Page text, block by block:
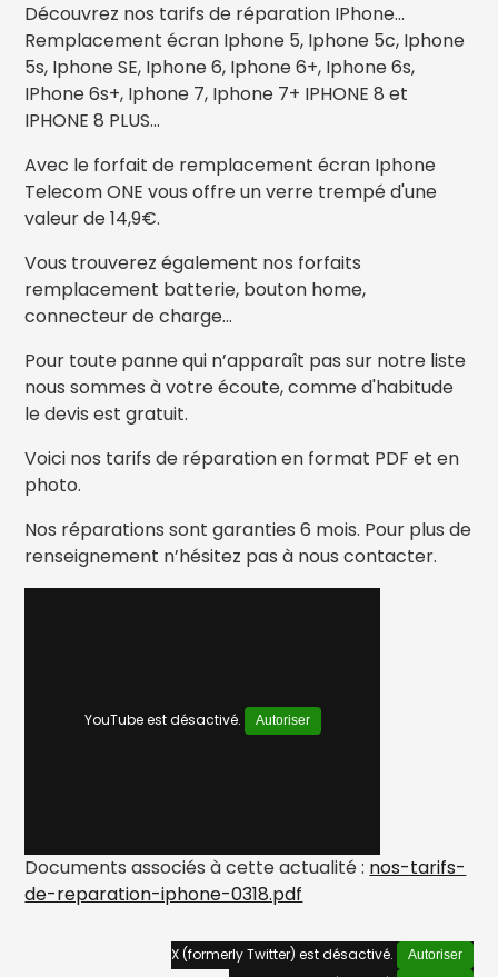
Découvrez nos tarifs de réparation IPhone...
Remplacement écran Iphone 5, Iphone 5c, Iphone
5s, Iphone SE, Iphone 6, Iphone 6+, Iphone 6s,
IPhone 6s+, Iphone 7, Iphone 7+ IPHONE 8 et
IPHONE 8 PLUS...
Avec le forfait de remplacement écran Iphone
Telecom ONE vous offre un verre trempé d'une
valeur de 14,9€.
Vous trouverez également nos forfaits
remplacement batterie, bouton home,
connecteur de charge...
Pour toute panne qui n’apparaît pas sur notre liste
nous sommes à votre écoute, comme d'habitude
le devis est gratuit.
Voici nos tarifs de réparation en format PDF et en
photo.
Nos réparations sont garanties 6 mois. Pour plus de
renseignement n’hésitez pas à nous contacter.
YouTube est désactivé. Autoriser
Documents associés à cette actualité : nos-tarifs-
de-reparation-iphone-0318.pdf
X (formerly Twitter) est désactivé. Autoriser